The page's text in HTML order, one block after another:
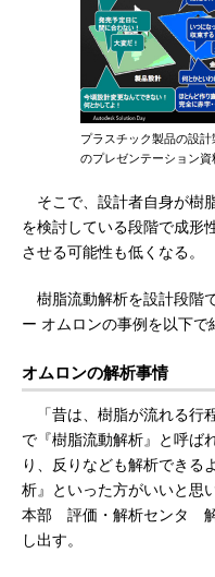
プラスチック製品の設
のプレゼンテーション資
そこで、設計者自身が樹
を検討している段階で成形
させる可能性も低くなる。
樹脂流動解析を設計段階
ー オムロンの事例を以下で
オムロンの解析事情
「昔は、樹脂が流れる行
で『樹脂流動解析』と呼ば
り、反りなども解析できる
析』といった方がいいと
本部 評価・解析センタ
し出す。